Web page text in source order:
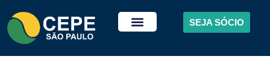
SEJA SÓCIO